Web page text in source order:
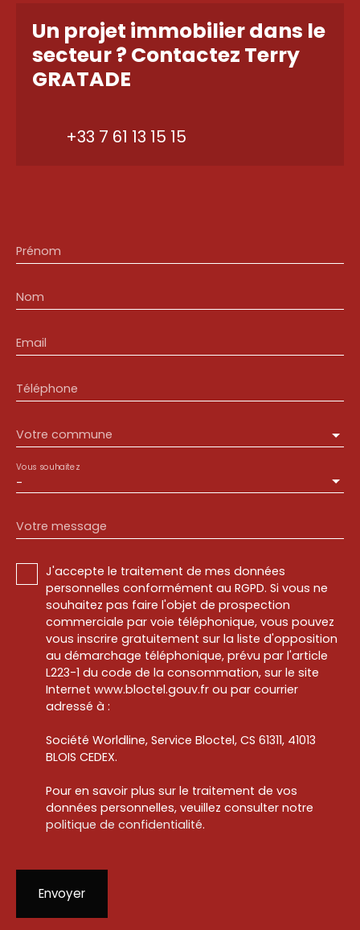
Un projet immobilier dans le
secteur ? Contactez Terry
GRATADE
+33 7 61 13 15 15
Prénom
Nom
Email
Téléphone
Votre commune
-
Vous souhaitez
Votre message
J'accepte le traitement de mes données
personnelles conformément au RGPD. Si vous ne
souhaitez pas faire l'objet de prospection
commerciale par voie téléphonique, vous pouvez
vous inscrire gratuitement sur la liste d'opposition
au démarchage téléphonique, prévu par l'article
L223-1 du code de la consommation, sur le site
Internet www.bloctel.gouv.fr ou par courrier
adressé à :
Société Worldline, Service Bloctel, CS 61311, 41013
BLOIS CEDEX.
Pour en savoir plus sur le traitement de vos
données personnelles, veuillez consulter notre
politique de confidentialité.
Envoyer